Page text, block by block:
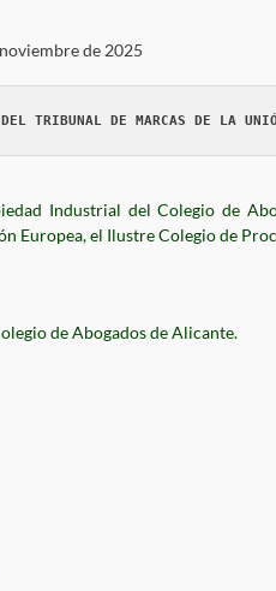
de 2025
Industrial del Colegio de
Europea, el Ilustre Colegio de
de Abogados de Alicante.